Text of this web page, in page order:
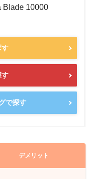
Blade 10000
す
で探す
デメリット